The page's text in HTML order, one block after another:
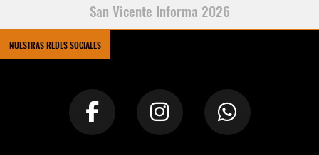
San Vicente Informa 2026
NUESTRAS REDES SOCIALES